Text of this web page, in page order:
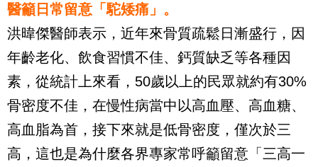
醫籲日常留意「駝矮痛」。
洪暐傑醫師表示，近年來骨質疏鬆日漸盛行，因
年齡老化、飲食習慣不佳、鈣質缺乏等各種因
素，從統計上來看，50歲以上的民眾就約有30%
骨密度不佳，在慢性病當中以高血壓、高血糖、
高血脂為首，接下來就是低骨密度，僅次於三
高，這也是為什麼各界專家常呼籲留意「三高一